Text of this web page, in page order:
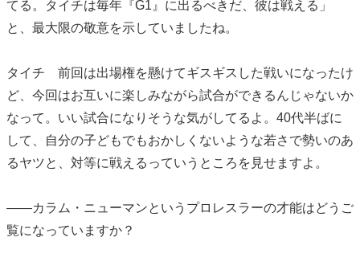
てる。タイチは毎年『G1』に出るべきだ、彼は戦える」
と、最大限の敬意を示していましたね。
タイチ 前回は出場権を懸けてギスギスした戦いになったけ
ど、今回はお互いに楽しみながら試合ができるんじゃないか
なって。いい試合になりそうな気がしてるよ。40代半ばに
して、自分の子どもでもおかしくないような若さで勢いのあ
るヤツと、対等に戦えるっていうところを見せますよ。
――カラム・ニューマンというプロレスラーの才能はどうご
覧になっていますか？